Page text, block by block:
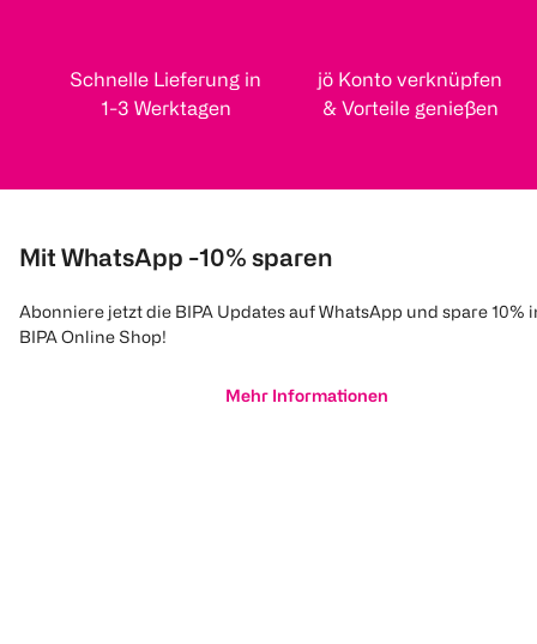
Schnelle Lieferung in
1-3 Werktagen
jö Konto verknüpfen
& Vorteile genießen
Mit WhatsApp -10% sparen
Abonniere jetzt die BIPA Updates auf WhatsApp und spare 10%
BIPA Online Shop!
Mehr Informationen